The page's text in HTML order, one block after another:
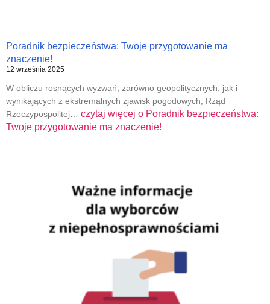
Poradnik bezpieczeństwa: Twoje przygotowanie ma
znaczenie!
12 września 2025
W obliczu rosnących wyzwań, zarówno geopolitycznych, jak i
wynikających z ekstremalnych zjawisk pogodowych, Rząd
Rzeczypospolitej… czytaj więcej o Poradnik bezpieczeństwa:
Twoje przygotowanie ma znaczenie!